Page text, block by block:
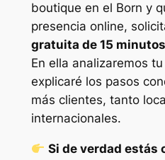
boutique en el Born y
presencia online,
gratuita de 15 minutos
En ella analizaremos
explicaré los pasos
más clientes, tanto
internacionales.
Si de verdad estás